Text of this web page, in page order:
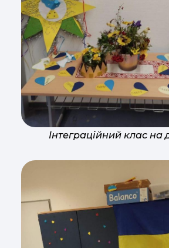
Інтеграційний клас на